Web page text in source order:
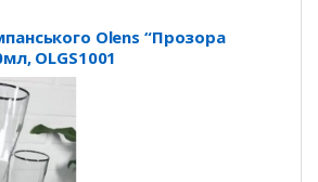
Olens “Прозора
OLGS1001